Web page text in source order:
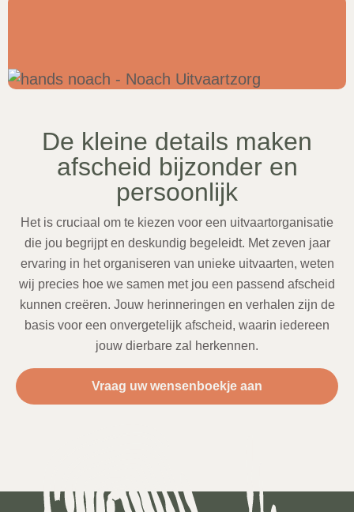
De kleine details maken
afscheid bijzonder en
persoonlijk
Het is cruciaal om te kiezen voor een uitvaartorganisatie
die jou begrijpt en deskundig begeleidt. Met zeven jaar
ervaring in het organiseren van unieke uitvaarten, weten
wij precies hoe we samen met jou een passend afscheid
kunnen creëren. Jouw herinneringen en verhalen zijn de
basis voor een onvergetelijk afscheid, waarin iedereen
jouw dierbare zal herkennen.
Vraag uw wensenboekje aan